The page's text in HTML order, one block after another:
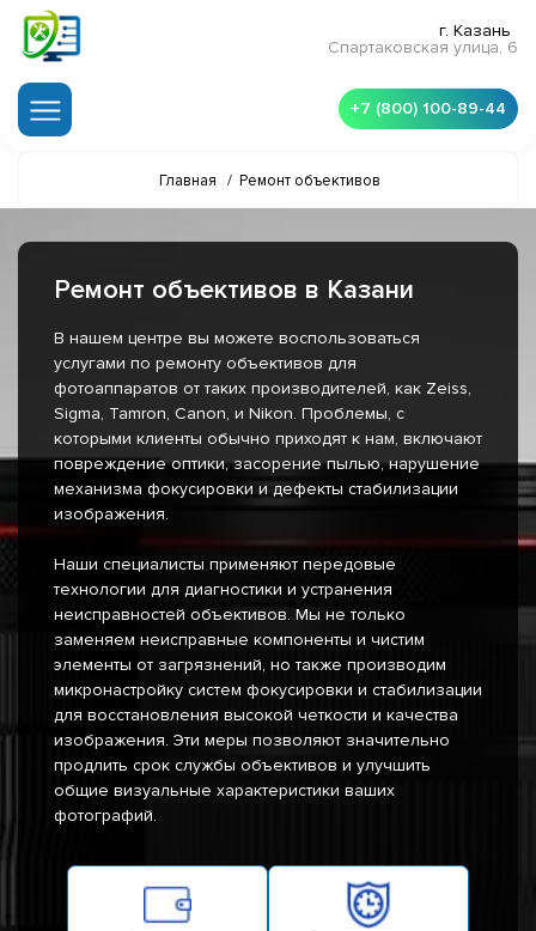
г. Казань
Спартаковская улица, 6
+7 (800) 100-89-44
Главная / Ремонт объективов
Ремонт объективов в Казани
В нашем центре вы можете воспользоваться
услугами по ремонту объективов для
фотоаппаратов от таких производителей, как Zeiss,
Sigma, Tamron, Canon, и Nikon. Проблемы, с
которыми клиенты обычно приходят к нам, включают
повреждение оптики, засорение пылью, нарушение
механизма фокусировки и дефекты стабилизации
изображения.
Наши специалисты применяют передовые
технологии для диагностики и устранения
неисправностей объективов. Мы не только
заменяем неисправные компоненты и чистим
элементы от загрязнений, но также производим
микронастройку систем фокусировки и стабилизации
для восстановления высокой четкости и качества
изображения. Эти меры позволяют значительно
продлить срок службы объективов и улучшить
общие визуальные характеристики ваших
фотографий.